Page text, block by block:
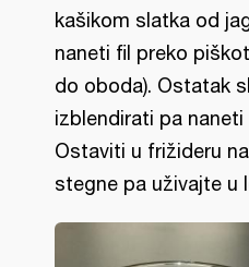
kašikom slatka od
naneti fil preko
do oboda). Ostatak
izblendirati pa
Ostaviti u frižideru
stegne pa uživajte u